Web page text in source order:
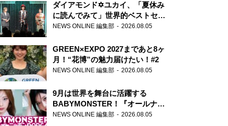
ダイアモンド✡ユカイ、「夏休み
に読んでみて」世界的ベストセラ
ー『アナスタシア』を紹介
NEWS ONLINE 編集部 2026.08.05
GREEN×EXPO 2027まであと8ヶ
月！“花博”の魅力届けたい！#2
NEWS ONLINE 編集部 2026.08.05
9月は世界を舞台に活躍する
BABYMONSTER！『オールナイ
トニッポンPODCAST』月替わり
NEWS ONLINE 編集部 2026.08.05